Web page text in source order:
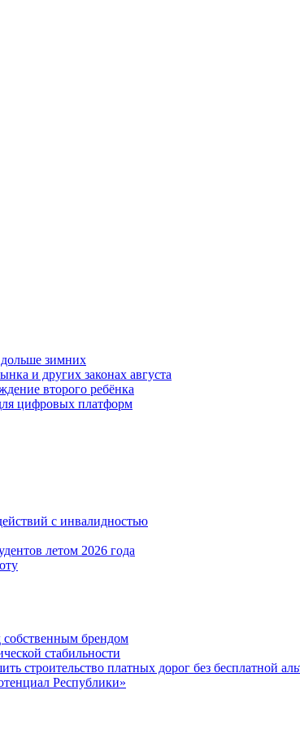
зимних
и других законах августа
второго ребёнка
цифровых платформ
с инвалидностью
летом 2026 года
собственным брендом
стабильности
строительство платных дорог без бесплатной
Республики»